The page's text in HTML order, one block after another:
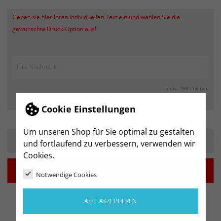
Cookie Einstellungen
Um unseren Shop für Sie optimal zu gestalten
und fortlaufend zu verbessern, verwenden wir
Cookies.
Notwendige Cookies
ALLE AKZEPTIEREN
Geben sie hier ihren individuellen Text ein und wählen Sie die
gewünschte Druck-Option aus!
max. 250 Zeichen
 IN DEN WARENKORB